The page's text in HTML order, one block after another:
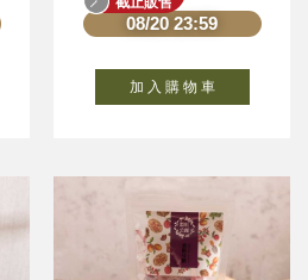
08/20 23:59
加 入 購 物 車